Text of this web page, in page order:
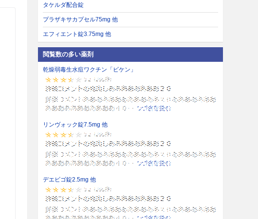
タケルダ配合錠
プラザキサカプセル75mg 他
エフィエント錠3.75mg 他
閲覧数の多い薬剤
乾燥弱毒生水痘ワクチン「ビケン」
リンヴォック錠7.5mg 他
デエビゴ錠2.5mg 他